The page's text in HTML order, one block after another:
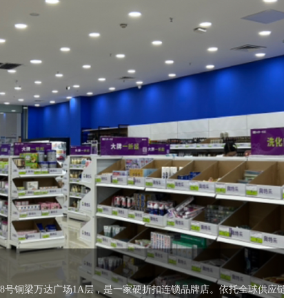
铜梁万达广场1A层，是一家硬折扣连锁品牌店。依托全球供应